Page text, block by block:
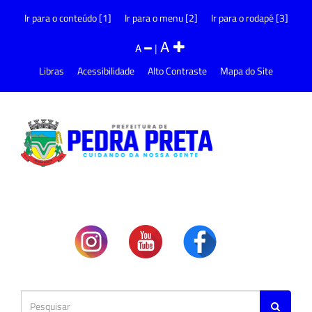
Ir para o conteúdo [1] Ir para o menu [2] Ir para o rodapé [3]
A |A
Libras Acessibilidade Alto Contraste Mapa do Site